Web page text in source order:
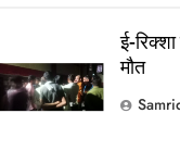
ई-
मौत